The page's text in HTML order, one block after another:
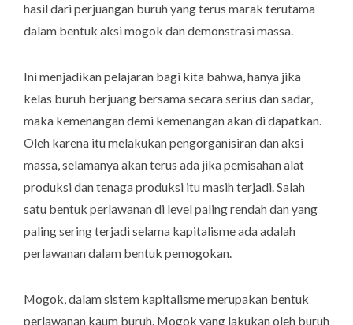
hasil dari perjuangan buruh yang terus marak terutama
dalam bentuk aksi mogok dan demonstrasi massa.
Ini menjadikan pelajaran bagi kita bahwa, hanya jika
kelas buruh berjuang bersama secara serius dan sadar,
maka kemenangan demi kemenangan akan di dapatkan.
Oleh karena itu melakukan pengorganisiran dan aksi
massa, selamanya akan terus ada jika pemisahan alat
produksi dan tenaga produksi itu masih terjadi. Salah
satu bentuk perlawanan di level paling rendah dan yang
paling sering terjadi selama kapitalisme ada adalah
perlawanan dalam bentuk pemogokan.
Mogok, dalam sistem kapitalisme merupakan bentuk
perlawanan kaum buruh. Mogok yang lakukan oleh buruh